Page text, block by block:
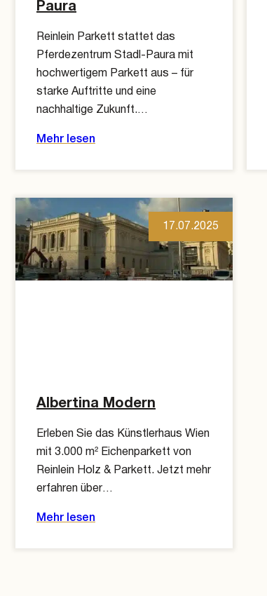
Paura
Reinlein Parkett stattet das
Pferdezentrum Stadl-Paura mit
hochwertigem Parkett aus – für
starke Auftritte und eine
nachhaltige Zukunft.…
Mehr lesen
Albertina Modern
Erleben Sie das Künstlerhaus Wien
mit 3.000 m² Eichenparkett von
Reinlein Holz & Parkett. Jetzt mehr
erfahren über…
Mehr lesen
17.07.2025